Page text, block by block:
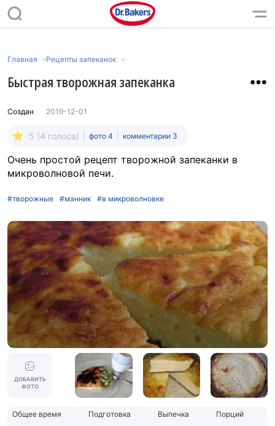
Главная Рецепты запеканок
Быстрая творожная запеканка
Создан 2019-12-01
5 (4 голоса) фото 4 комментарии 3
Очень простой рецепт творожной запеканки в
микроволновой печи.
#творожные #манник #в микроволновке
ДОБАВИТЬ
ФОТО
Общее время Подготовка Выпечка Порций